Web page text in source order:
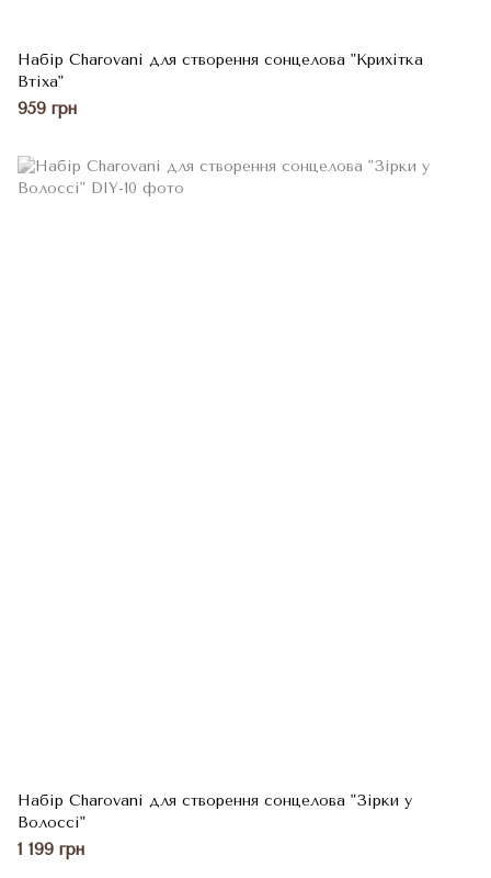
Набір Charovani для створення сонцелова "Крихітка
Втіха"
959 грн
Набір Charovani для створення сонцелова "Зірки у
Волоссі"
1 199 грн